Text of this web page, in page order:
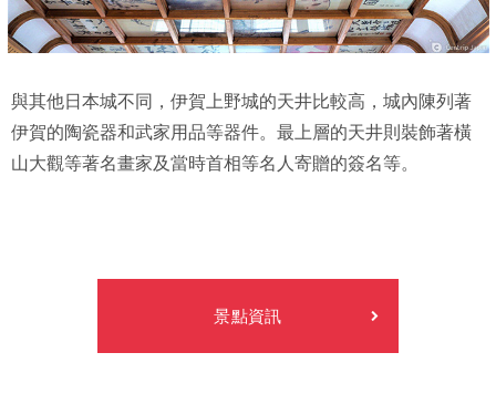
與其他日本城不同，伊賀上野城的天井比較高，城內陳列著
伊賀的陶瓷器和武家用品等器件。最上層的天井則裝飾著橫
山大觀等著名畫家及當時首相等名人寄贈的簽名等。
景點資訊